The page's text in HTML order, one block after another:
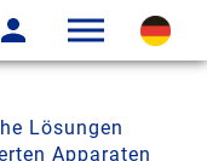
Lösungen
Apparaten